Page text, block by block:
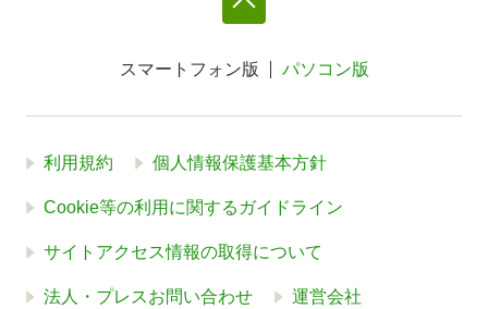
スマートフォン版 パソコン版
利用規約 個人情報保護基本方針
Cookie等の利用に関するガイドライン
サイトアクセス情報の取得について
法人・プレスお問い合わせ 運営会社